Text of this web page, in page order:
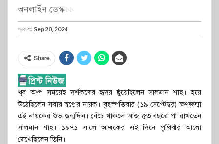
অনলাইন ডেস্ক।।
প্রকাশঃ Sep 20, 2024
Share
খুব অল্প সময়েই দর্শকদের হৃদয় ছুঁয়েছিলেন সালমান শাহ। হয়ে
উঠেছিলেন সবার স্বপ্নের নায়ক। বৃহস্পতিবার (১৯ সেপ্টেম্বর) ক্ষণজন্মা
এই নায়কের শুভ জন্মদিন। বেঁচে থাকলে আজ ৫৩ বছরে পা রাখতেন
সালমান শাহ। ১৯৭১ সালে আজকের এই দিনে পৃথিবীর আলো
দেখেছিলেন তিনি।